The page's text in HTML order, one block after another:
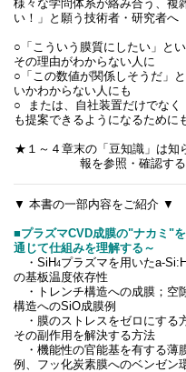
様々な学問体系が絡み合う、複
い！」と願う技術者・研究者へ
○「こういう膜質にしたい」と
その理由がわからない人に
○「この数値が関係しそうだ」
いかわからない人にも
○ または、自社装置だけでなく
も提案できるようになるために
★１～４章末の「豆知識」は知
報を参照・確認す
▼ 本書の一部内容をご紹介 ▼
■プラズマCVD成膜の"ナカミ"
通じて仕組みを理解する～
・SiH4プラズマを用いたa-
の基板温度依存性
・トレンチ構造への成膜；空
構造へのSiO成膜例
・膜のストレスをゼロにする
その副作用を解決する方法
・機能性の官能基を有する薄
例、フッ化炭素膜へのベンゼン